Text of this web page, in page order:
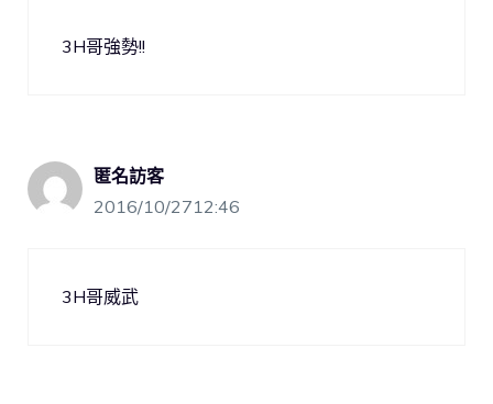
3H哥強勢!!
匿名訪客
2016/10/2712:46
3H哥威武